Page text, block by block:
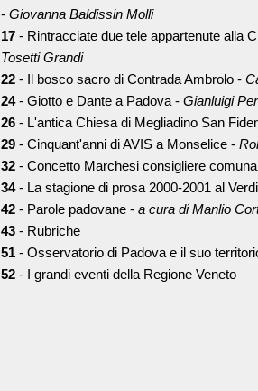
- Giovanna Baldissin Molli
17- Rintracciate due tele appartenute alla
Tosetti Grandi
22- Il bosco sacro di Contrada Ambrolo -
24- Giotto e Dante a Padova - Gianluigi
26- L'antica Chiesa di Megliadino San
29- Cinquant'anni di AVIS a Monselice -
32- Concetto Marchesi consigliere
34- La stagione di prosa 2000-2001 al
42- Parole padovane - a cura di Manlio
43- Rubriche
51- Osservatorio di Padova e il suo
52- I grandi eventi della Regione Veneto